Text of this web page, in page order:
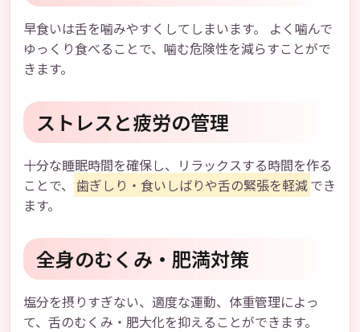
早食いは舌を噛みやすくしてしまいます。 よく噛んで
ゆっくり食べることで、噛む危険性を減らすことがで
きます。
ストレスと疲労の管理
十分な睡眠時間を確保し、リラックスする時間を作る
ことで、
歯ぎしり・食いしばりや舌の緊張を軽減でき
ます。
全身のむくみ・肥満対策
塩分を摂りすぎない、適度な運動、体重管理によっ
て、舌のむくみ・肥大化を抑えることができます。